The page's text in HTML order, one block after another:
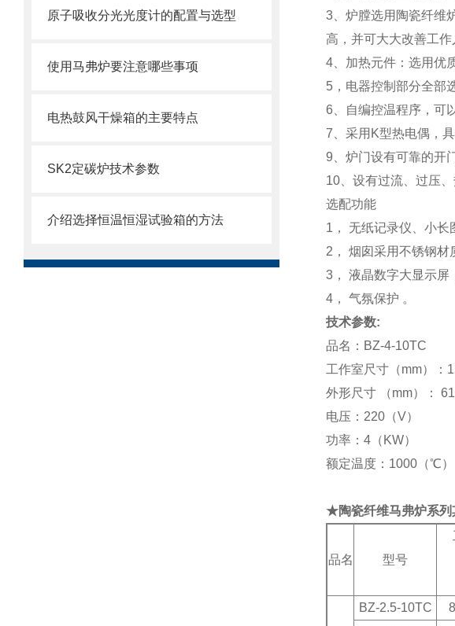
原子吸收分光光度计的配置与选型
使用马弗炉要注意哪些事项
电热鼓风干燥箱的主要特点
SK2定碳炉技术参数
介绍选择恒温恒湿试验箱的方法
3、炉膛选用陶瓷纤维
高，并可大大改善工作
4、加热元件：选用优
5， 电器控制部分全部
6、自编控温程序，可
7、采用K型热电偶，
9、炉门设有可靠的开
10、设有过流、过压
选配功能
1， 无纸记录仪、小长
2，
烟囱采用不锈钢材
3， 液晶数字大显示屏
4， 气氛保护 。
技术参数:
品名：BZ-4-10TC
工作室尺寸（mm）：
外形尺寸 （mm）：
电压：220（V）
功率：4（KW）
额定温度：1000（℃）
★陶瓷纤维马弗炉系列
品名 型号
BZ-2.5-10TC